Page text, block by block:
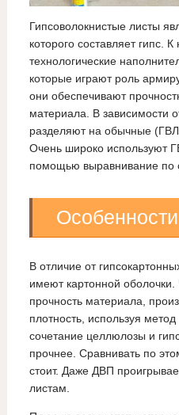
Гипсоволокнистые листы
которого составляет гипс.
технологические
которые играют роль
они обеспечивают
материала. В зависимости
разделяют на обычные
Очень широко используют
помощью выравнивание по
В отличие от
имеют картонной
прочность материала,
плотность, используя
сочетание целлюлозы и
прочнее. Сравнивать по
стоит. Даже ДВП
листам.